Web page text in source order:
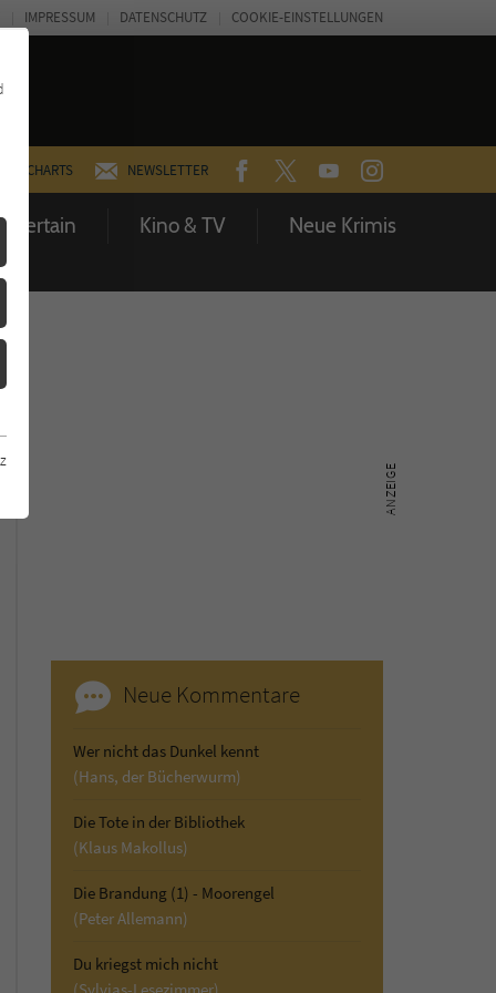
CHARTS NEWSLETTER FACEBOOKTWITTERYOUTUBEINSTAGRAM
Kino & TV Neue Krimis
IMPRESSUM DATENSCHUTZ COOKIE-EINSTELLUNGEN
Neue Kommentare
Wer nicht das Dunkel kennt
(Hans, der Bücherwurm)
Die Tote in der Bibliothek
(Klaus Makollus)
Die Brandung (1) - Moorengel
(Peter Allemann)
Du kriegst mich nicht